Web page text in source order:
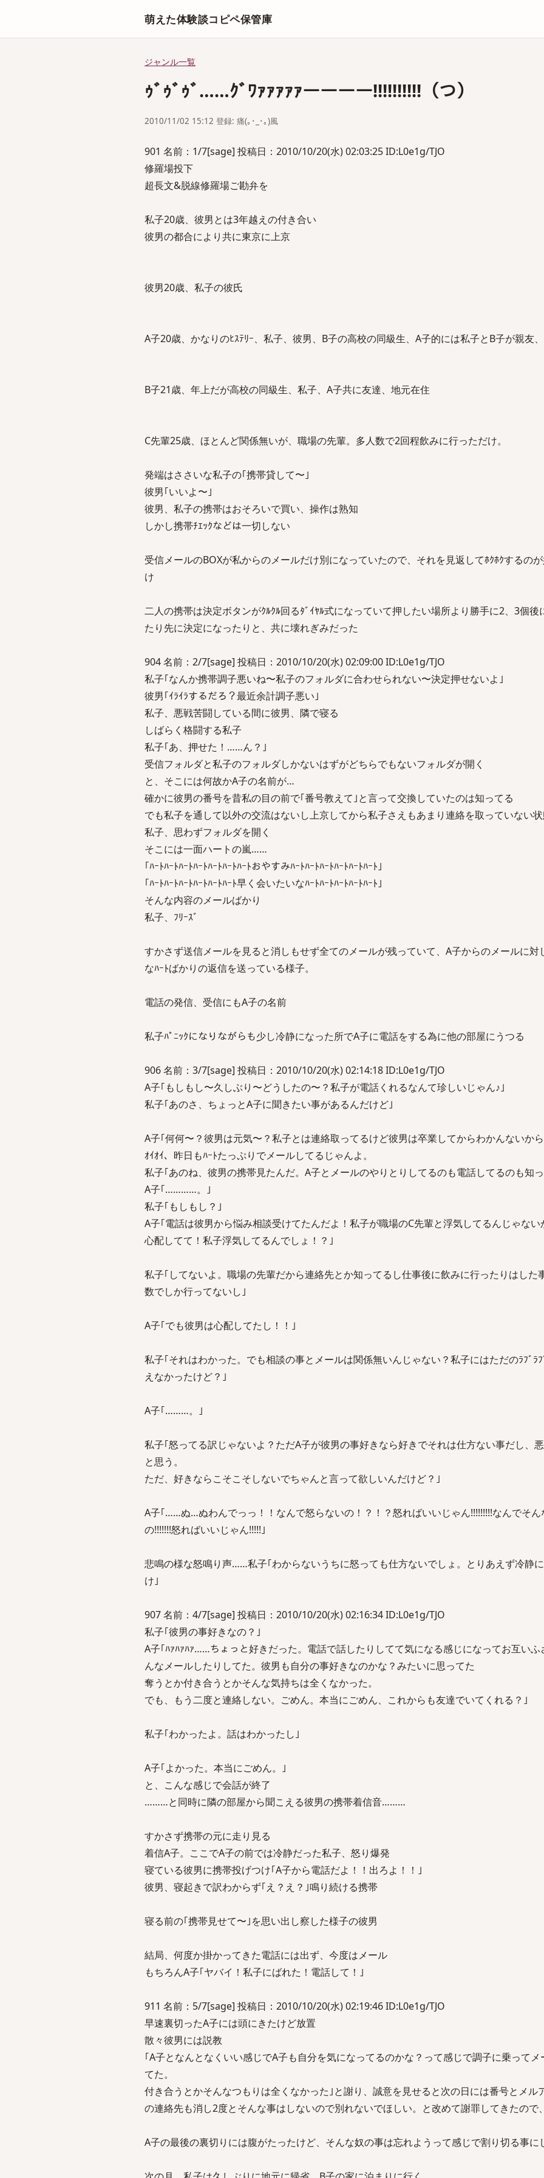
萌えた体験談コピペ保管庫
ジャンル一覧
ｩﾞｩﾞｩﾞ……ｸﾞﾜｧｧｧｧｧーーーー!!!!!!!!!!（つ）
2010/11/02 15:12 登録: 痛(｡･_･｡)風
901 名前：1/7[sage] 投稿日：2010/10/20(水) 02:03:25 ID:L0e1g/TJO
修羅場投下
超長文&脱線修羅場ご勘弁を
私子20歳、彼男とは3年越えの付き合い
彼男の都合により共に東京に上京
彼男20歳、私子の彼氏
A子20歳、かなりのﾋｽﾃﾘｰ、私子、彼男、B子の高校の同級生、A子的には私子とB子が親友
B子21歳、年上だが高校の同級生、私子、A子共に友達、地元在住
C先輩25歳、ほとんど関係無いが、職場の先輩。多人数で2回程飲みに行っただけ。
発端はささいな私子の｢携帯貸して〜｣
彼男｢いいよ〜｣
彼男、私子の携帯はおそろいで買い、操作は熟知
しかし携帯ﾁｴｯｸなどは一切しない
受信メールのBOXが私からのメールだけ別になっていたので、それを見返してﾎｸﾎｸするの
け
二人の携帯は決定ボタンがｸﾙｸﾙ回るﾀﾞｲﾔﾙ式になっていて押したい場所より勝手に2、3個後
たり先に決定になったりと、共に壊れぎみだった
904 名前：2/7[sage] 投稿日：2010/10/20(水) 02:09:00 ID:L0e1g/TJO
私子｢なんか携帯調子悪いね〜私子のフォルダに合わせられない〜決定押せないよ｣
彼男｢ｲﾗｲﾗするだろ？最近余計調子悪い｣
私子、悪戦苦闘している間に彼男、隣で寝る
しばらく格闘する私子
私子｢あ、押せた！……ん？｣
受信フォルダと私子のフォルダしかないはずがどちらでもないフォルダが開く
と、そこには何故かA子の名前が…
確かに彼男の番号を昔私の目の前で｢番号教えて｣と言って交換していたのは知ってる
でも私子を通して以外の交流はないし上京してから私子さえもあまり連絡を取っていない
私子、思わずフォルダを開く
そこには一面ハートの嵐……
｢ﾊｰﾄﾊｰﾄﾊｰﾄﾊｰﾄﾊｰﾄﾊｰﾄﾊｰﾄおやすみﾊｰﾄﾊｰﾄﾊｰﾄﾊｰﾄﾊｰﾄﾊｰﾄ｣
｢ﾊｰﾄﾊｰﾄﾊｰﾄﾊｰﾄﾊｰﾄﾊｰﾄ早く会いたいなﾊｰﾄﾊｰﾄﾊｰﾄﾊｰﾄﾊｰﾄ｣
そんな内容のメールばかり
私子、ﾌﾘｰｽﾞ
すかさず送信メールを見ると消しもせず全てのメールが残っていて、A子からのメールに対
なﾊｰﾄばかりの返信を送っている様子。
電話の発信、受信にもA子の名前
私子ﾊﾟﾆｯｸになりながらも少し冷静になった所でA子に電話をする為に他の部屋にうつる
906 名前：3/7[sage] 投稿日：2010/10/20(水) 02:14:18 ID:L0e1g/TJO
A子｢もしもし〜久しぶり〜どうしたの〜？私子が電話くれるなんて珍しいじゃん♪｣
私子｢あのさ、ちょっとA子に聞きたい事があるんだけど｣
A子｢何何〜？彼男は元気〜？私子とは連絡取ってるけど彼男は卒業してからわかんないか
ｵｲｵｲ、昨日もﾊｰﾄたっぷりでメールしてるじゃんよ。
私子｢あのね、彼男の携帯見たんだ。A子とメールのやりとりしてるのも電話してるのも知
A子｢…………。｣
私子｢もしもし？｣
A子｢電話は彼男から悩み相談受けてたんだよ！私子が職場のC先輩と浮気してるんじゃな
心配してて！私子浮気してるんでしょ！？｣
私子｢してないよ。職場の先輩だから連絡先とか知ってるし仕事後に飲みに行ったりはした
数でしか行ってないし｣
A子｢でも彼男は心配してたし！！｣
私子｢それはわかった。でも相談の事とメールは関係無いんじゃない？私子にはただのﾗﾌﾞﾗ
えなかったけど？｣
A子｢………。｣
私子｢怒ってる訳じゃないよ？ただA子が彼男の事好きなら好きでそれは仕方ない事だし、
と思う。
ただ、好きならこそこそしないでちゃんと言って欲しいんだけど？｣
A子｢……ぬ…ぬわんでっっ！！なんで怒らないの！？！？怒ればいいじゃん!!!!!!!!!なんでそん
の!!!!!!!怒ればいいじゃん!!!!!｣
悲鳴の様な怒鳴り声……私子｢わからないうちに怒っても仕方ないでしょ。とりあえず冷静
け｣
907 名前：4/7[sage] 投稿日：2010/10/20(水) 02:16:34 ID:L0e1g/TJO
私子｢彼男の事好きなの？｣
A子｢ﾊｧﾊｧﾊｧ……ちょっと好きだった。電話で話したりしてて気になる感じになってお互いふ
んなメールしたりしてた。彼男も自分の事好きなのかな？みたいに思ってた
奪うとか付き合うとかそんな気持ちは全くなかった。
でも、もう二度と連絡しない。ごめん。本当にごめん、これからも友達でいてくれる？｣
私子｢わかったよ。話はわかったし｣
A子｢よかった。本当にごめん。｣
と、こんな感じで会話が終了
………と同時に隣の部屋から聞こえる彼男の携帯着信音………
すかさず携帯の元に走り見る
着信A子。ここでA子の前では冷静だった私子、怒り爆発
寝ている彼男に携帯投げつけ｢A子から電話だよ！！出ろよ！！｣
彼男、寝起きで訳わからず｢え？え？｣鳴り続ける携帯
寝る前の｢携帯見せて〜｣を思い出し察した様子の彼男
結局、何度か掛かってきた電話には出ず、今度はメール
もちろんA子｢ヤバイ！私子にばれた！電話して！｣
911 名前：5/7[sage] 投稿日：2010/10/20(水) 02:19:46 ID:L0e1g/TJO
早速裏切ったA子には頭にきたけど放置
散々彼男には説教
｢A子となんとなくいい感じでA子も自分を気になってるのかな？って感じで調子に乗ってメ
てた。
付き合うとかそんなつもりは全くなかった｣と謝り、誠意を見せると次の日には番号とメル
の連絡先も消し2度とそんな事はしないので別れないでほしい。と改めて謝罪してきたので
A子の最後の裏切りには腹がたったけど、そんな奴の事は忘れようって感じで割り切る事に